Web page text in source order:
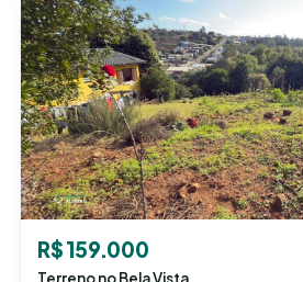
R$ 159.000